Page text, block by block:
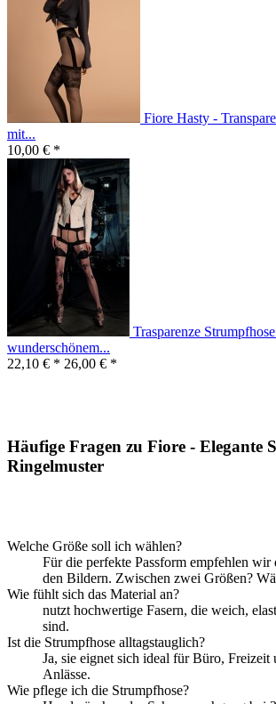
Fiore Hasty -
mit...
10,00 € *
Trasparenze
wunderschönem...
22,10 € * 26,00 € *
Häufige Fragen zu Fiore - Elegante
Ringelmuster
Welche Größe soll ich wählen?
Für die perfekte Passform empfehlen wir
den Bildern. Zwischen zwei Größen?
Wie fühlt sich das Material an?
nutzt hochwertige Fasern, die weich,
sind.
Ist die Strumpfhose alltagstauglich?
Ja, sie eignet sich ideal für Büro, Freizeit
Anlässe.
Wie pflege ich die Strumpfhose?